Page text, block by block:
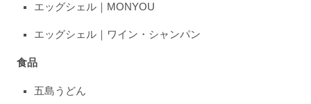
エッグシェル｜MONYOU
エッグシェル｜ワイン・シャンパン
食品
五島うどん